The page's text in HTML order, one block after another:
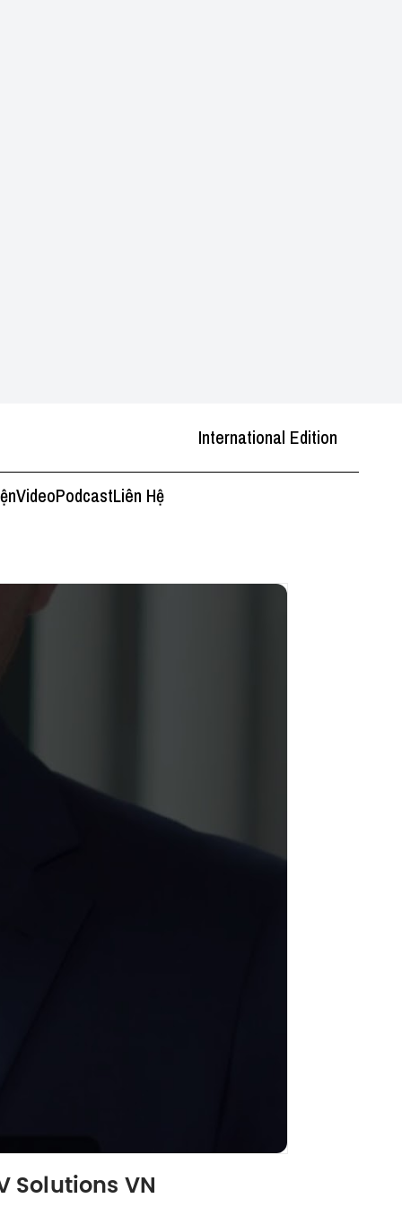
International Edition
VideoPodcastLiên Hệ
Solutions VN